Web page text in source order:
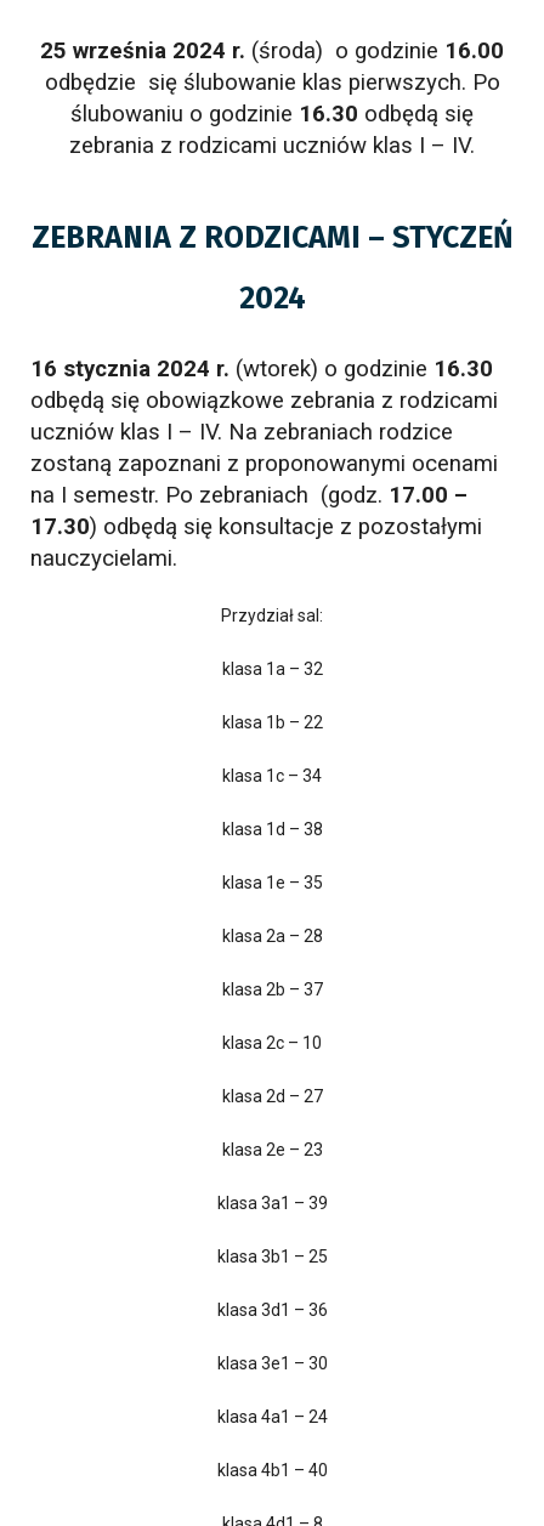
25 września 2024 r. (środa) o godzinie 16.00
odbędzie się ślubowanie klas pierwszych. Po
ślubowaniu o godzinie 16.30 odbędą się
zebrania z rodzicami uczniów klas I – IV.
ZEBRANIA Z RODZICAMI – STYCZEŃ
2024
16 stycznia 2024 r. (wtorek) o godzinie 16.30
odbędą się obowiązkowe zebrania z rodzicami
uczniów klas I – IV. Na zebraniach rodzice
zostaną zapoznani z proponowanymi ocenami
na I semestr. Po zebraniach (godz. 17.00 –
17.30) odbędą się konsultacje z pozostałymi
nauczycielami.
Przydział sal:
klasa 1a – 32
klasa 1b – 22
klasa 1c – 34
klasa 1d – 38
klasa 1e – 35
klasa 2a – 28
klasa 2b – 37
klasa 2c – 10
klasa 2d – 27
klasa 2e – 23
klasa 3a1 – 39
klasa 3b1 – 25
klasa 3d1 – 36
klasa 3e1 – 30
klasa 4a1 – 24
klasa 4b1 – 40